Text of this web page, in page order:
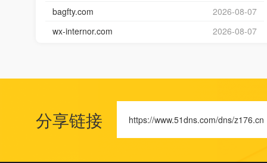
bagfty.com
2026-08-07
wx-internor.com
2026-08-07
分享链接 https://www.51dns.com/dns/z176.cn